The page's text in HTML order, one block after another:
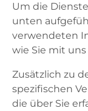
Um die
unten
verwendeten
wie Sie mit
Zusätzlich zu
spezifischen
die über Sie